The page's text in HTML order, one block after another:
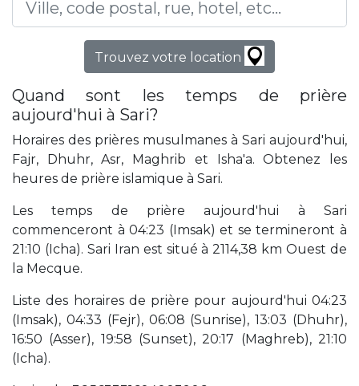
Trouvez votre location
Quand sont les temps de prière
aujourd'hui à Sari?
Horaires des prières musulmanes à Sari aujourd'hui,
Fajr, Dhuhr, Asr, Maghrib et Isha'a. Obtenez les
heures de prière islamique à Sari.
Les temps de prière aujourd'hui à Sari
commenceront à 04:23 (Imsak) et se termineront à
21:10 (Icha). Sari Iran est situé à 2114,38 km Ouest de
la Mecque.
Liste des horaires de prière pour aujourd'hui 04:23
(Imsak), 04:33 (Fejr), 06:08 (Sunrise), 13:03 (Dhuhr),
16:50 (Asser), 19:58 (Sunset), 20:17 (Maghreb), 21:10
(Icha).